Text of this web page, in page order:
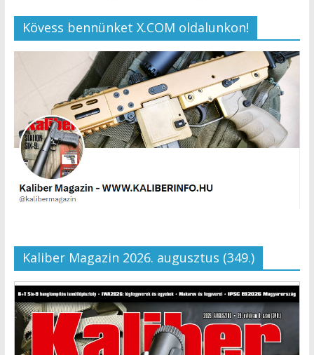
Kövess bennünket X.COM oldalunkon!
Kaliber Magazin 2026. augusztus (349.)